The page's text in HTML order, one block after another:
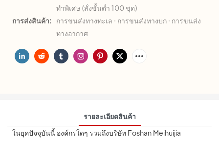
ทำพิเศษ (สั่งขั้นต่ำ 100 ชุด)
การส่งสินค้า:
การขนส่งทางทะเล · การขนส่งทางบก · การขนส่ง
ทางอากาศ
รายละเอียดสินค้า
ในยุคปัจจุบันนี้ องค์กรใดๆ รวมถึงบริษัท Foshan Meihuijia